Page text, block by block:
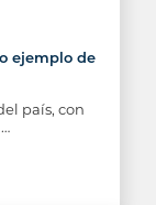
ejemplo de
país, con